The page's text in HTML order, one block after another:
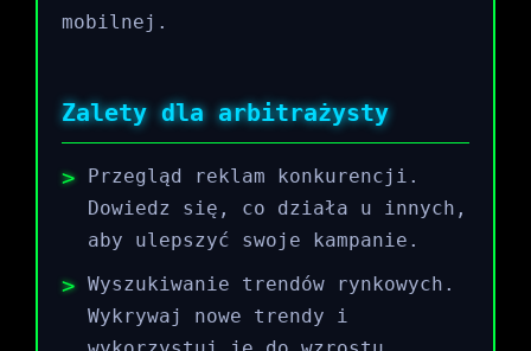
mobilnej.
Zalety dla arbitrażysty
Przegląd reklam konkurencji.
Dowiedz się, co działa u innych,
aby ulepszyć swoje kampanie.
Wyszukiwanie trendów rynkowych.
Wykrywaj nowe trendy i